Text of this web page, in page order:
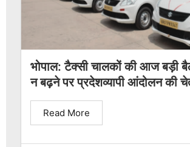
भोपाल: टैक्सी चालकों की आज बड़ी
न बढ़ने पर प्रदेशव्यापी आंदोलन की
Read More